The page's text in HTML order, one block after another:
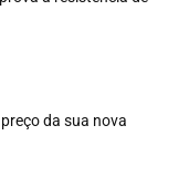
da sua nova